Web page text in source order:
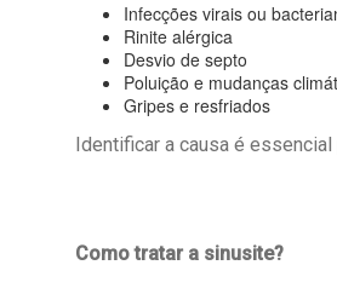
Infecções virais ou
Rinite alérgica
Desvio de septo
Poluição e mudanças
Gripes e resfriados
Identificar a causa é
Como tratar a sinusite?